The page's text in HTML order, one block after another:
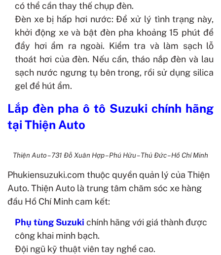
có thể cần thay thế chụp đèn.
Đèn xe bị hấp hơi nước: Để xử lý tình trạng này,
khởi động xe và bật đèn pha khoảng 15 phút để
đẩy hơi ẩm ra ngoài. Kiểm tra và làm sạch lỗ
thoát hơi của đèn. Nếu cần, tháo nắp đèn và lau
sạch nước ngưng tụ bên trong, rồi sử dụng silica
gel để hút ẩm.
Lắp đèn pha ô tô Suzuki chính hãng
tại Thiện Auto
Thiện Auto – 731 Đỗ Xuân Hợp – Phú Hữu – Thủ Đức – Hồ Chí Minh
Phukiensuzuki.com thuộc quyền quản lý của Thiện
Auto. Thiện Auto là trung tâm chăm sóc xe hàng
đầu Hồ Chí Minh cam kết:
Phụ tùng Suzuki chính hãng với giá thành được
công khai minh bạch.
Đội ngũ kỹ thuật viên tay nghề cao.